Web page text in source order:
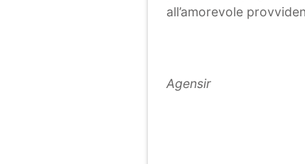
all’amorevole
Agensir